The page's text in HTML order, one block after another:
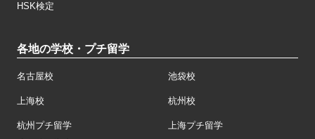
HSK検定
各地の学校・プチ留学
名古屋校 池袋校
上海校 杭州校
杭州プチ留学 上海プチ留学